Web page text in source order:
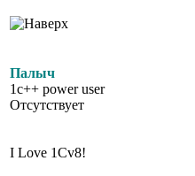
Палыч
1c++ power user
Отсутствует
I Love 1Cv8!